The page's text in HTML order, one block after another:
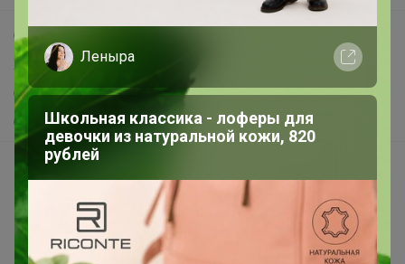
Самое выгодное
Хиты продаж
Самое желанное
Самое быстрое
Начать зарабатывать с 24-ok
Picabox.ru - Лучшее место для ваших изображений
Розыгрыш - Генератор случайных чисел
Пульс нашего маркетплейса
Леныра
Школьная классика - лоферы для
девочки из натуральной кожи, 820
рублей